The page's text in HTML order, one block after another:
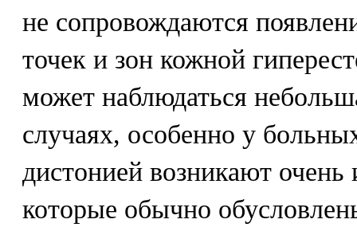
не сопровождаются
точек и зон кожной
может наблюдаться
случаях, особенно у
дистонией возникают
которые обычно